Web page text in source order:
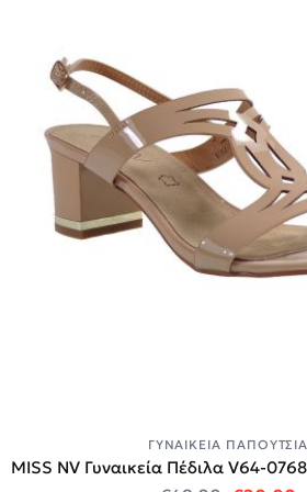
ΓΥΝΑΙΚΕΊΑ ΠΑΠΟΎΤΣΙΑ
MISS NV Γυναικεία Πέδιλα V64-